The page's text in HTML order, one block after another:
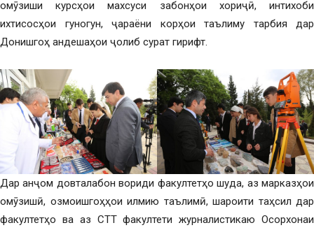
омӯзиши курсҳои махсуси забонҳои хориҷӣ, интихоби
ихтисосҳои гуногун, ҷараёни корҳои таълиму тарбия дар
Донишгоҳ андешаҳои ҷолиб сурат гирифт.
Дар анҷом довталабон вориди факултетҳо шуда, аз марказҳои
омӯзишӣ, озмоишгоҳҳои илмию таълимӣ, шароити таҳсил дар
факултетҳо ва аз СТТ факултети журналистикаю Осорхонаи